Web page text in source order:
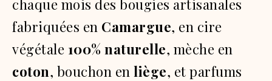
chaque mois des bougies artisanales
fabriquées en Camargue, en cire
végétale 100% naturelle, mèche en
coton, bouchon en liège, et parfums